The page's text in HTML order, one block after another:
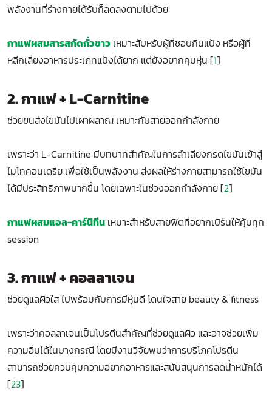
พลังงานที่ร่างกายได้รับก็ลดลงตามไปด้วย
กาแฟผสมสารสกัดถั่วขาว เหมาะสับหรับผู้ที่ชอบกินแป้ง หรือผู้ที่
หลีกเลี่ยงอาหารประเภทแป้งได้ยาก แต่ยังอยากคุมหุ่น [1]
2. กาแฟ + L-Carnitine
ช่วยขนส่งไขมันไปเผาผลาญ เหมาะกับสายออกกำลังกาย
เพราะว่า L-Carnitine มีบทบาทสำคัญในการลำเลียงกรดไขมันเข้าสู่
ไมโทคอนเดรีย เพื่อใช้เป็นพลังงาน ส่งผลให้ร่างกายสามารถใช้ไขมัน
ได้มีประสิทธิภาพมากขึ้น โดยเฉพาะในช่วงออกกำลังกาย [2]
กาแฟผสมแอล-คาร์นิทีน เหมาะสำหรับสายฟิตที่อยากเบิร์นให้คุ้มทุก
session
3. กาแฟ + คอลลาเจน
ช่วยดูแลผิวใส ไปพร้อมกับการมีหุ่นดี โดนใจสาย beauty & fitness
เพราะว่าคอลลาเจนเป็นโปรตีนสำคัญที่ช่วยดูแลผิว และอาจช่วยเพิ่ม
ความอิ่มได้ในบางกรณี โดยมีงานวิจัยพบว่าการบริโภคโปรตีน
สามารถช่วยควบคุมความอยากอาหารและสนับสนุนการลดน้ำหนักได้
[23]